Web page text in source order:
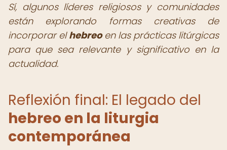
Sí, algunos líderes religiosos y comunidades
están explorando formas creativas de
incorporar elhebreoen las prácticas litúrgicas
para que sea relevante y significativo en la
actualidad.
Reflexión final: El legado del
hebreo en la liturgia
contemporánea